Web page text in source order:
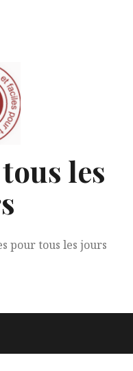
les
pour tous les jours